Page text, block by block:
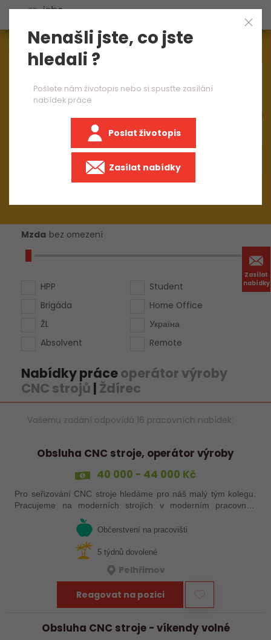
Zasílat
nabídky
Aktuálně1545nabídek práce
Mzda bez omezení
HPP
Brigáda
ŽL
Absolvent
Student
Home Office
Україна
Remote
Nabídky práceoperátor výroby
CNC strojů | Ždírec
Vašemu zadání odpovídá 16 pracovních nabídek:
Obsluha CNC stroje, operátor výroby
40 000 - 44 000 Kč
Pro seřizování CNC stroje hledáme pro náš malý tým kolegu.
Pracujeme na moderních strojích v moderním pracovním
prostředí. Pracovistě 5 km od Jihlavy.
Občerstvení na pracovišti
5 týdnů dovolené
Pelhřimov
Reagovat na pozici
Obsluha CNC stroje - víkendy volné
Nenašli jste, co jste
hledali ?
Pošlete nám životopis nebo si spusťte zasílání
nabídek práce
Poslat životopis
Zasílat nabídky